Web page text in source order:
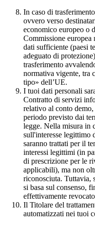
In caso di
ovvero verso
economico europeo o
Commissione europea
dati sufficiente (paesi
adeguato di
trasferimento
normativa vigente, tra
tipo» dell’UE.
I tuoi dati personali
Contratto di servizi
relativo al conto
periodo previsto dai
legge. Nella misura in
sull'interesse legittimo
saranno trattati per il
interessi legittimi (in
di prescrizione per le
applicabili), ma non
riconosciuta. Tuttavia,
si basa sul consenso,
effettivamente
Il Titolare del
automatizzati nei tuoi